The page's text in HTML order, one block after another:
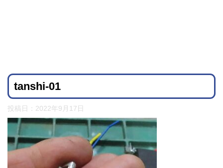
tanshi-01
投稿日： 2022年9月17日